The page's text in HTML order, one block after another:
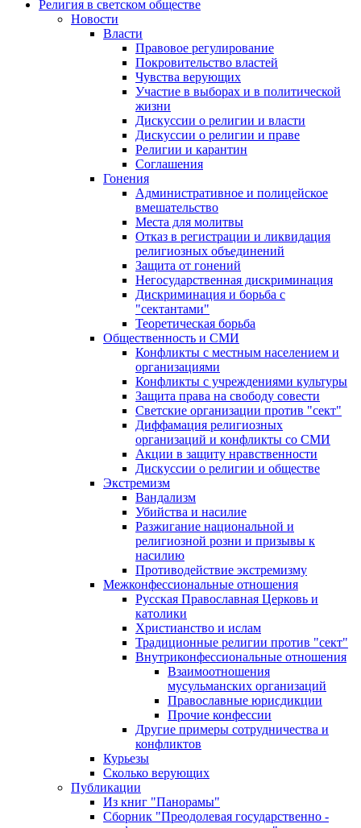
Религия в светском обществе
Новости
Власти
Правовое регулирование
Покровительство властей
Чувства верующих
Участие в выборах и в политической
жизни
Дискуссии о религии и власти
Дискуссии о религии и праве
Религии и карантин
Соглашения
Гонения
Административное и полицейское
вмешательство
Места для молитвы
Отказ в регистрации и ликвидация
религиозных объединений
Защита от гонений
Негосударственная дискриминация
Дискриминация и борьба с
"сектантами"
Теоретическая борьба
Общественность и СМИ
Конфликты с местным населением и
организациями
Конфликты с учреждениями культуры
Защита права на свободу совести
Светские организации против "сект"
Диффамация религиозных
организаций и конфликты со СМИ
Акции в защиту нравственности
Дискуссии о религии и обществе
Экстремизм
Вандализм
Убийства и насилие
Разжигание национальной и
религиозной розни и призывы к
насилию
Противодействие экстремизму
Межконфессиональные отношения
Русская Православная Церковь и
католики
Христианство и ислам
Традиционные религии против "сект"
Внутриконфессиональные отношения
Взаимоотношения
мусульманских организаций
Православные юрисдикции
Прочие конфессии
Другие примеры сотрудничества и
конфликтов
Курьезы
Сколько верующих
Публикации
Из книг "Панорамы"
Сборник "Преодолевая государственно -